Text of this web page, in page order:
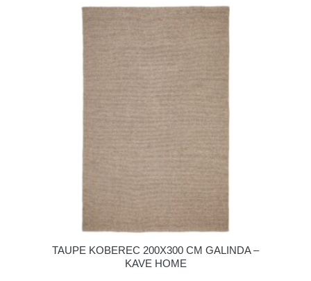
TAUPE KOBEREC 200X300 CM GALINDA –
KAVE HOME